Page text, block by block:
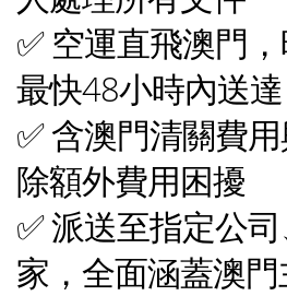
✅ 空運直飛澳門，
最快48小時內送達
✅ 含澳門清關費
除額外費用困擾
✅ 派送至指定公
家，全面涵蓋澳